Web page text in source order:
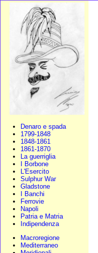
Denaro e spada
1799-1848
1848-1861
1861-1870
La guerriglia
I Borbone
L'Esercito
Sulphur War
Gladstone
I Banchi
Ferrovie
Napoli
Patria e Matria
Indipendenza
Macroregione
Mediterraneo